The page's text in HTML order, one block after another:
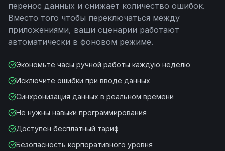
перенос данных и снижает количество ошибок.
Вместо того чтобы переключаться между
приложениями, ваши сценарии работают
автоматически в фоновом режиме.
Экономьте часы ручной работы каждую неделю
Исключите ошибки при вводе данных
Синхронизация данных в реальном времени
Не нужны навыки программирования
Доступен бесплатный тариф
Безопасность корпоративного уровня